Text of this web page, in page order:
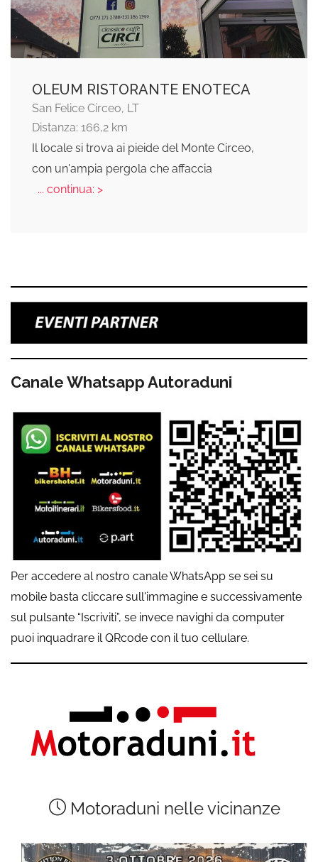
OLEUM RISTORANTE ENOTECA
San Felice Circeo, LT
Distanza: 166,2 km
Il locale si trova ai pieide del Monte Circeo,
con un'ampia pergola che affaccia
... continua: >
Canale Whatsapp Autoraduni
Per accedere al nostro canale WhatsApp se sei su
mobile basta cliccare sull'immagine e successivamente
sul pulsante “Iscriviti”, se invece navighi da computer
puoi inquadrare il QRcode con il tuo cellulare.
Motoraduni nelle vicinanze